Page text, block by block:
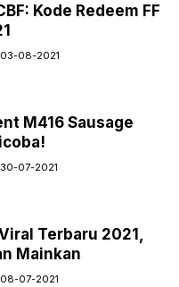
Kode Redeem FF
03-08-2021
M416 Sausage
30-07-2021
Terbaru 2021,
Mainkan
08-07-2021